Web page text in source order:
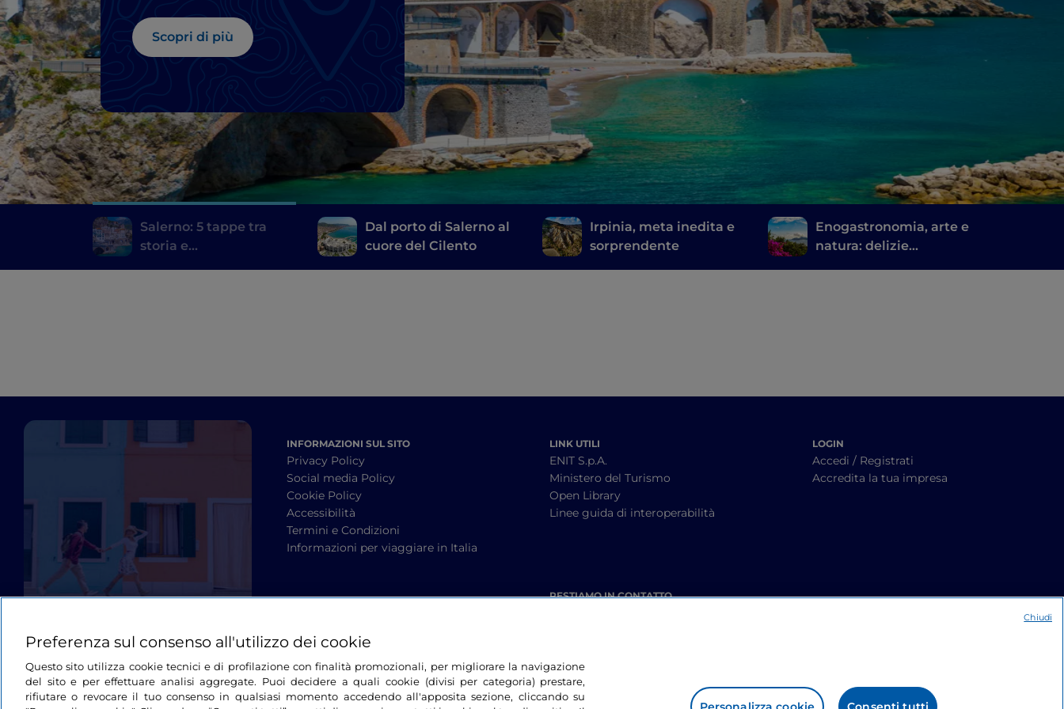
Scopri di più
Salerno: 5 tappe tra
storia e
Dal porto di Salerno al
cuore del Cilento
Irpinia, meta inedita e
sorprendente
Enogastronomia, arte e
natura: delizie
INFORMAZIONI SUL SITO
Privacy Policy
Social media Policy
Cookie Policy
Accessibilità
Termini e Condizioni
Informazioni per viaggiare in Italia
LINK UTILI
ENIT S.p.A.
Ministero del Turismo
Open Library
Linee guida di interoperabilità
RESTIAMO IN CONTATTO
LOGIN
Accedi / Registrati
Accredita la tua impresa
Preferenza sul consenso all'utilizzo dei cookie
Questo sito utilizza cookie tecnici e di profilazione con finalità promozionali, per migliorare la navigazione
del sito e per effettuare analisi aggregate. Puoi decidere a quali cookie (divisi per categoria) prestare,
rifiutare o revocare il tuo consenso in qualsiasi momento accedendo all'apposita sezione, cliccando su
Chiudi